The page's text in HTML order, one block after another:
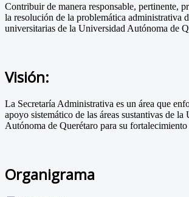
Contribuir de manera responsable, pertinente,
la resolución de la problemática administrativa
universitarias de la Universidad Autónoma de
Visión:
La Secretaría Administrativa es un área que
apoyo sistemático de las áreas sustantivas de la
Autónoma de Querétaro para su
Organigrama